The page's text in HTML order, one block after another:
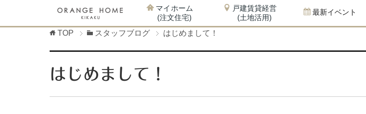
マイホーム
(注文住宅)
戸建賃貸経営
(土地活用)
最新イベント
TOP スタッフブログ はじめまして！
はじめまして！